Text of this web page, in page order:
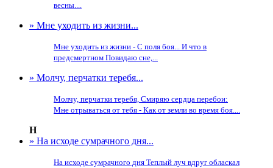
весны....
» Мне уходить из жизни...
Мне уходить из жизни - С поля боя... И что в
предсмертном Повидаю сне,...
» Молчу, перчатки теребя...
Молчу, перчатки теребя, Смиряю сердца перебои:
Мне отрываться от тебя - Как от земли во время боя....
Н
» На исходе сумрачного дня...
На исходе сумрачного дня Теплый луч вдруг обласкал